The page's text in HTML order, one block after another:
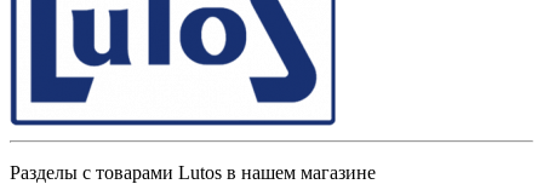
Разделы с товарами Lutos в нашем магазине